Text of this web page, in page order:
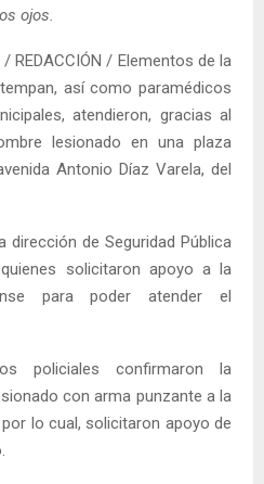
ojos.
REDACCIÓN / Elementos de la
así como paramédicos
atendieron, gracias al
lesionado en una plaza
Antonio Díaz Varela, del
de Seguridad Pública
solicitaron apoyo a la
para poder atender el
policiales confirmaron la
con arma punzante a la
lo cual, solicitaron apoyo de